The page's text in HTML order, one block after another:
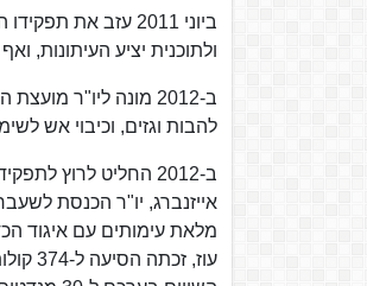
ולתוכנית יציע העיתונות,
ב-2012 מונה ליו"ר
להבות וגזים, וכיבוי אש
ב-2012 החליט לרוץ
אייזנברג, יו"ר הכנסת
מלאת עימותים עם איגוד